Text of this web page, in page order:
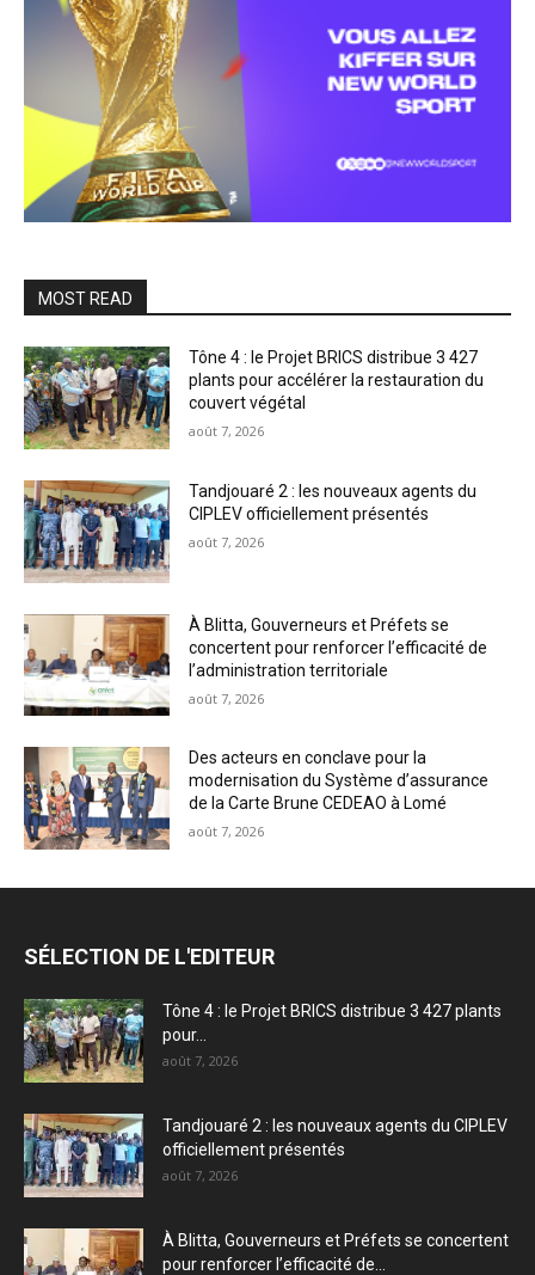
MOST READ
Tône 4 : le Projet BRICS distribue 3 427
plants pour accélérer la restauration du
couvert végétal
août 7, 2026
Tandjouaré 2 : les nouveaux agents du
CIPLEV officiellement présentés
août 7, 2026
À Blitta, Gouverneurs et Préfets se
concertent pour renforcer l’efficacité de
l’administration territoriale
août 7, 2026
Des acteurs en conclave pour la
modernisation du Système d’assurance
de la Carte Brune CEDEAO à Lomé
août 7, 2026
SÉLECTION DE L'EDITEUR
Tône 4 : le Projet BRICS distribue 3 427 plants
pour...
août 7, 2026
Tandjouaré 2 : les nouveaux agents du CIPLEV
officiellement présentés
août 7, 2026
À Blitta, Gouverneurs et Préfets se concertent
pour renforcer l’efficacité de...